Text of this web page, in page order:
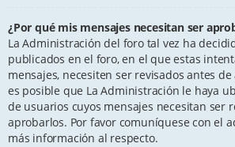
¿Por qué mis mensajes necesitan ser
La Administración del foro tal vez ha
publicados en el foro, en el que estas
mensajes, necesiten ser revisados antes
es posible que La Administración le haya
de usuarios cuyos mensajes necesitan ser
aprobarlos. Por favor comuníquese con el
más información al respecto.